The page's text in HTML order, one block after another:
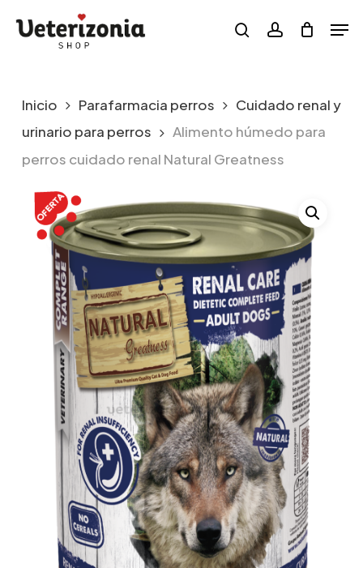
searchaccount
Inicio Parafarmacia perros
Cuidado renal y
urinario para perros
Alimento húmedo para
perros cuidado renal Natural Greatness